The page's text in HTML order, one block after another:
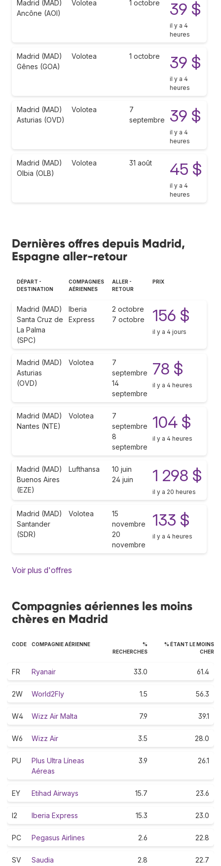
Madrid (MAD)
Ancône (AOI)
Volotea 1 octobre 39 $
il y a 4
heures
Madrid (MAD)
Gênes (GOA)
Volotea 1 octobre 39 $
il y a 4
heures
Madrid (MAD)
Asturias (OVD)
Volotea
7
septembre
39 $
il y a 4
heures
Madrid (MAD)
Olbia (OLB)
Volotea 31 août 45 $
il y a 4
heures
Dernières offres depuis Madrid,
Espagne aller-retour
DÉPART -
DESTINATION
COMPAGNIES
AÉRIENNES
ALLER -
RETOUR
PRIX
Madrid (MAD)
Santa Cruz de
La Palma
(SPC)
Iberia
Express
2 octobre
7 octobre
156 $
il y a 4 jours
Madrid (MAD)
Asturias
(OVD)
Volotea
7
septembre
14
septembre
78 $
il y a 4 heures
Madrid (MAD)
Nantes (NTE)
Volotea
7
septembre
8
septembre
104 $
il y a 4 heures
Madrid (MAD)
Buenos Aires
(EZE)
Lufthansa
10 juin
24 juin
1 298 $
il y a 20 heures
Madrid (MAD)
Santander
(SDR)
Volotea
15
novembre
20
novembre
133 $
il y a 4 heures
Voir plus d'offres
Compagnies aériennes les moins
chères en Madrid
CODE COMPAGNIE AÉRIENNE
%
RECHERCHES
% ÉTANT LE MOINS
CHER
FR Ryanair 33.0 61.4
2W World2Fly 1.5 56.3
W4 Wizz Air Malta 7.9 39.1
W6 Wizz Air 3.5 28.0
PU
Plus Ultra Líneas
Aéreas
3.9 26.1
EY Etihad Airways 15.7 23.6
I2 Iberia Express 15.3 23.0
PC Pegasus Airlines 2.6 22.8
SV Saudia 2.8 22.7